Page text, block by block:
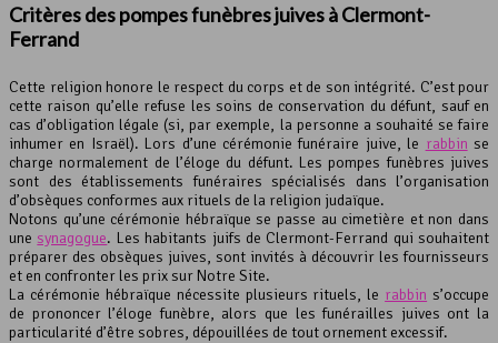
Critères despompes funèbresjuives à Clermont-
Ferrand
Cette religion honore le respect du corps et de son intégrité. C’est pour
cette raison qu’elle refuse les soins de conservation du défunt, sauf en
cas d’obligation légale (si, par exemple, la personne a souhaité se faire
inhumer en Israël). Lors d’une cérémonie funéraire juive, le rabbin se
charge normalement de l’éloge du défunt. Les pompes funèbres juives
sont des établissements funéraires spécialisés dans l’organisation
d’obsèques conformes aux rituels de la religion judaïque.
Notons qu’une cérémonie hébraïque se passe au cimetière et non dans
une synagogue. Les habitants juifs de Clermont-Ferrand qui souhaitent
préparer des obsèques juives, sont invités à découvrir les fournisseurs
et en confronter les prix sur Notre Site.
La cérémonie hébraïque nécessite plusieurs rituels, le rabbin s’occupe
de prononcer l’éloge funèbre, alors que les funérailles juives ont la
particularité d’être sobres, dépouillées de tout ornement excessif.